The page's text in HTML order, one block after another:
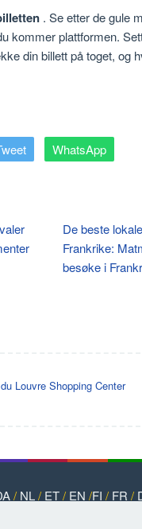
. Se etter de gule
kommer plattformen.
din billett på toget, og
WhatsApp
De beste
Frankrike:
besøke i
Louvre Shopping Center
/ NL/ ET/ EN /FI / FR /